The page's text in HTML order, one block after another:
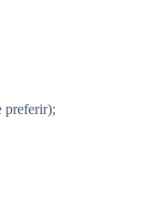
preferir);